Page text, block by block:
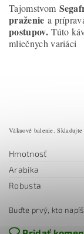
Tajomstvom
praženie a
postupov.Túto
mliečnych variáci
Vákuové balenie.
Hmotnosť
Arabika
Robusta
Buďte prvý, kto